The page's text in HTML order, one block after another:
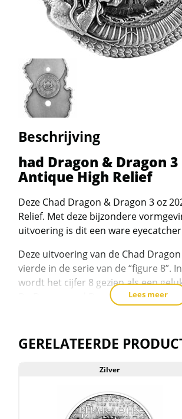
Beschrijving
had Dragon & Dragon 3
Antique High Relief
Deze Chad Dragon & Dragon 3 oz
Relief. Met deze bijzondere
uitvoering is dit een ware
Deze uitvoering van de Chad
vierde in de serie van de “figure 8”.
wordt het cijfer 8 gezien als een
De Dragon and Dragon die op de
republiek Chad gezien als wettig
De munten wegen 3 troy ounce =
Lees meer
GERELATEERDE
Zilver